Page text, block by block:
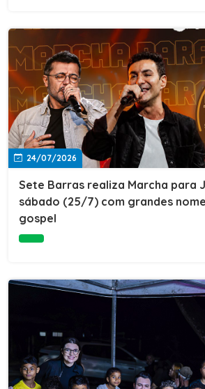
24/07/2026
Sete Barras realiza Marcha para
sábado (25/7) com grandes
gospel